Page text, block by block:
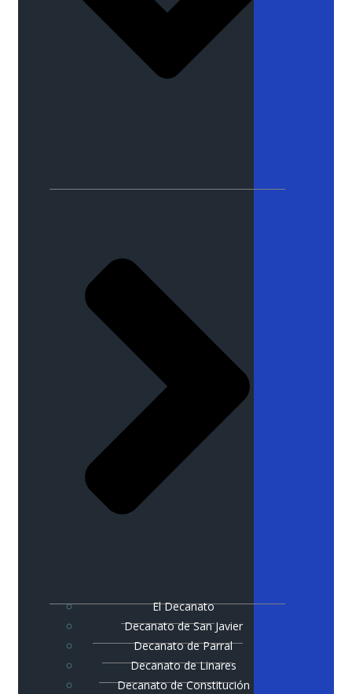
El Decanato
Decanato de San Javier
Decanato de Parral
Decanato de Linares
Decanato de Constitución